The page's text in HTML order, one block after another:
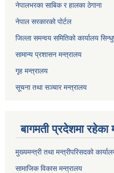
नेपालभरका साबिक र हालका ठेगाना
नेपाल सरकारको पोर्टल
जिल्ला समन्वय समितिको कार्यालय
सामान्य प्रशासन मन्त्रालय
गृह मन्त्रालय
सूचना तथा सञ्चार मन्त्रालय
बागमती प्रदेशमा रहेका
मुख्यमन्त्री तथा मन्त्रीपरिसदको
सामाजिक विकास मन्त्रालय